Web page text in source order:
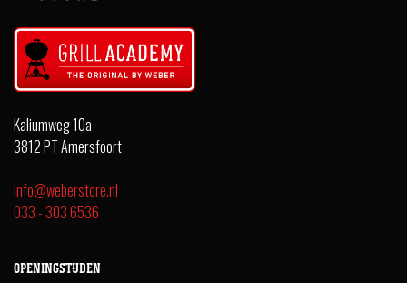
Kaliumweg 10a
3812 PT Amersfoort
info@weberstore.nl
033 - 303 6536
OPENINGSTIJDEN